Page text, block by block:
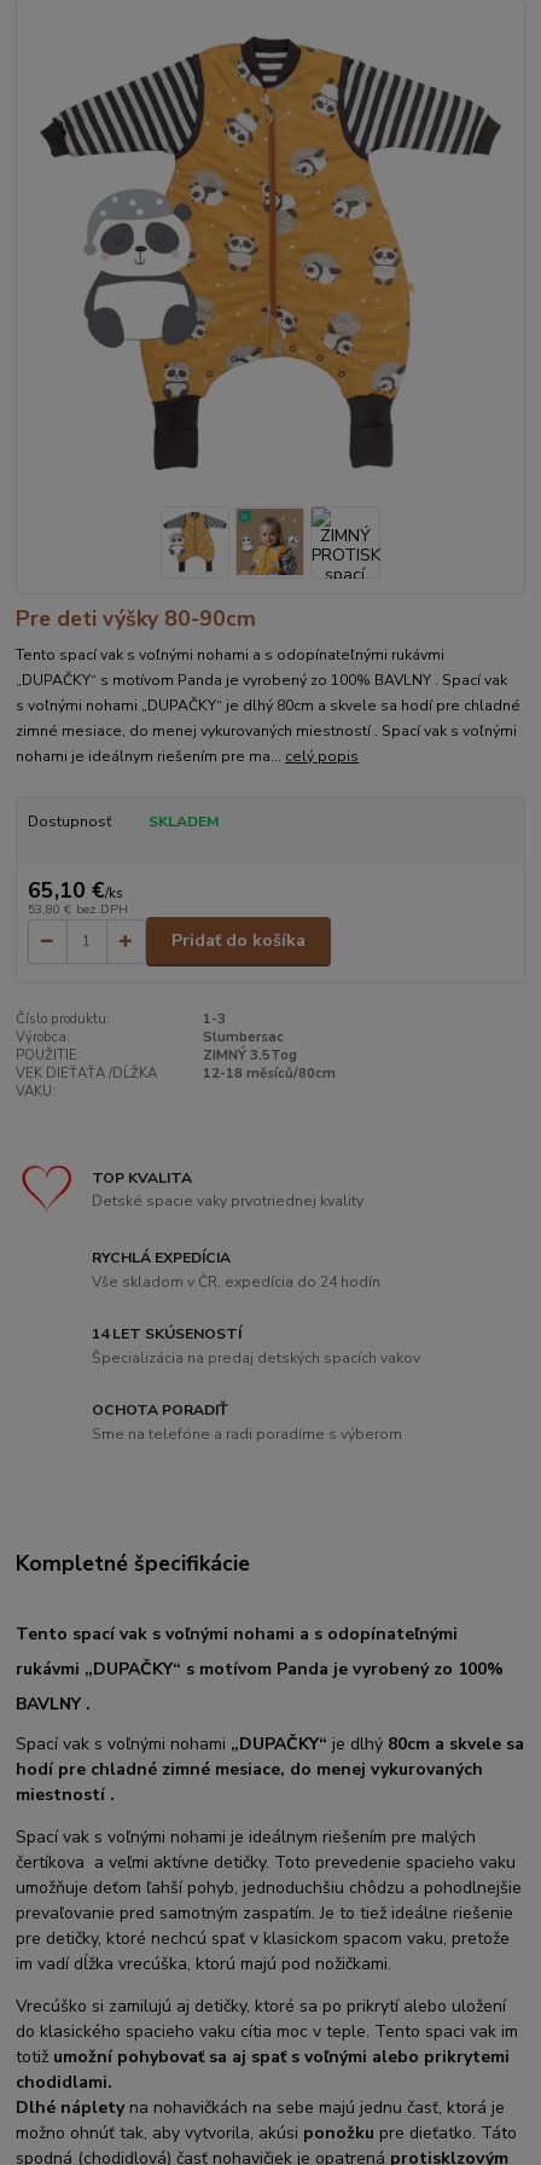
Pre deti výšky 80-90cm
Tento spací vak s voľnými nohami a s odopínateľnými rukávmi
„DUPAČKY“ s motívom Panda je vyrobený zo 100% BAVLNY . Spací vak
s voľnými nohami „DUPAČKY“ je dlhý 80cm a skvele sa hodí pre chladné
zimné mesiace, do menej vykurovaných miestností . Spací vak s voľnými
nohami je ideálnym riešením pre ma... celý popis
Dostupnosť SKLADEM
65,10 €/ks
53,80 € bez DPH
Pridať do košíka
Číslo produktu:
1-3
Výrobca:
Slumbersac
POUŽITIE:
ZIMNÝ 3.5Tog
VEK DIEŤAŤA /DĹŽKA
VAKU:
12-18 měsíců/80cm
TOP KVALITA
Detské spacie vaky prvotriednej kvality
RYCHLÁ EXPEDÍCIA
Vše skladom v ČR, expedícia do 24 hodín
14 LET SKÚSENOSTÍ
Špecializácia na predaj detských spacích vakov
OCHOTA PORADIŤ
Sme na telefóne a radi poradíme s výberom
Kompletné špecifikácie
Tento spací vak s voľnými nohami a s odopínateľnými
rukávmi „DUPAČKY“ s motívom Panda je vyrobený zo 100%
BAVLNY .
Spací vak s voľnými nohami „DUPAČKY“ je dlhý 80cm a skvele sa
hodí pre chladné zimné mesiace, do menej vykurovaných
miestností .
Spací vak s voľnými nohami je ideálnym riešením pre malých
čertíkova a veľmi aktívne detičky. Toto prevedenie spacieho vaku
umožňuje deťom ľahší pohyb, jednoduchšiu chôdzu a pohodlnejšie
prevaľovanie pred samotným zaspatím. Je to tiež ideálne riešenie
pre detičky, ktoré nechcú spať v klasickom spacom vaku, pretože
im vadí dĺžka vrecúška, ktorú majú pod nožičkami.
Vrecúško si zamilujú aj detičky, ktoré sa po prikrytí alebo uložení
do klasického spacieho vaku cítia moc v teple. Tento spaci vak im
totiž umožní pohybovať sa aj spať s voľnými alebo prikrytemi
chodidlami.
Dlhé nápletyna nohavičkách na sebe majú jednu časť, ktorá je
možno ohnúť tak, aby vytvorila, akúsi ponožku pre dieťatko. Táto
spodná (chodidlová) časť nohavičiek je opatrená protisklzovým